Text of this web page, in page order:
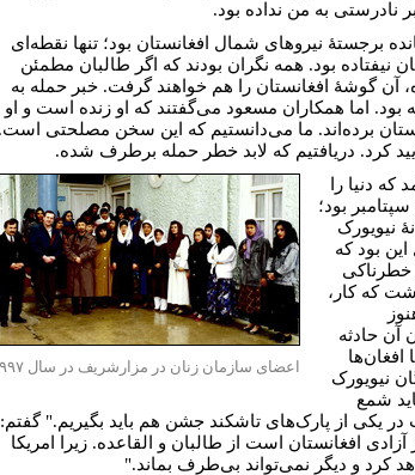
نادرستی به من نداده بود.
برجستۀ نیروهای شمال افغانستان بود؛ تنها نقطه‌ای
نیفتاده بود. همه نگران بودند که اگر طالبان مطمئن
آن گوشۀ افغانستان را هم خواهند گرفت. خبر حمله به
بود. اما همکاران مسعود می‌گفتند که او زنده است و او
برده‌اند. ما می‌دانستیم که این سخن مصلحتی است.
کرد. دریافتیم که لابد خطر حمله برطرف شده.
اعضای سازمان زنان در مزارشریف در سال ۹۹۷
که دنیا را
بود؛
نیویورک
بود که
که کار،
آن حادثه
افغان‌ها
نیویورک
شمع
یکی از پارک‌های تاشکند جشن هم باید بگیریم." گفتم:
افغانستان است از طالبان و القاعده. زیرا امریکا
کرد و دیگر نمی‌تواند بی‌طرف بماند."